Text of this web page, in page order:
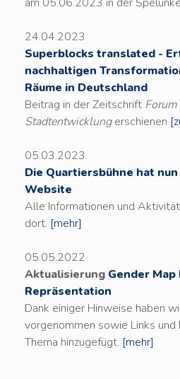
24.04.2023
Superblocks translated -
nachhaltigen
Räume in Deutschland
Beitrag in der Zeitschrift
Stadtentwicklungerschienen
05.03.2023
Die Quartiersbühne hat
Website
Alle Informationen und
dort. [mehr]
05.05.2022
Aktualisierung Gender Map
Repräsentation
Dank einiger Hinweise haben
vorgenommen sowie Links und
Thema hinzugefügt. [mehr]